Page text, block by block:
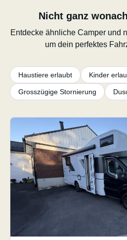
Nicht ganz
Entdecke ähnliche Camper und
um dein perfektes
Haustiere erlaubt Kinder
Grosszügige Stornierung